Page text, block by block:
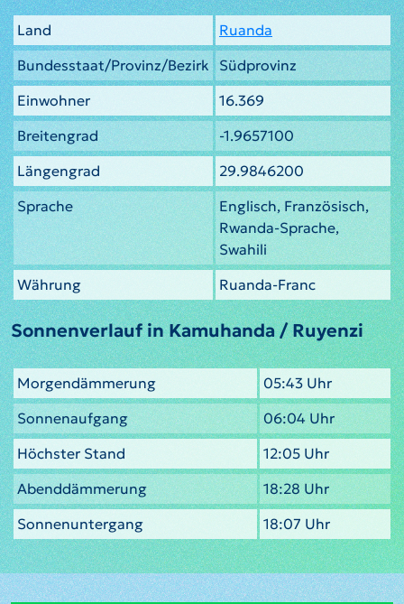
Land
Ruanda
Bundesstaat/Provinz/Bezirk
Südprovinz
Einwohner
16.369
Breitengrad
-1.9657100
Längengrad
29.9846200
Sprache
Englisch, Französisch,
Rwanda-Sprache,
Swahili
Währung
Ruanda-Franc
Sonnenverlauf in Kamuhanda / Ruyenzi
Morgendämmerung
05:43 Uhr
Sonnenaufgang
06:04 Uhr
Höchster Stand
12:05 Uhr
Abenddämmerung
18:28 Uhr
Sonnenuntergang
18:07 Uhr